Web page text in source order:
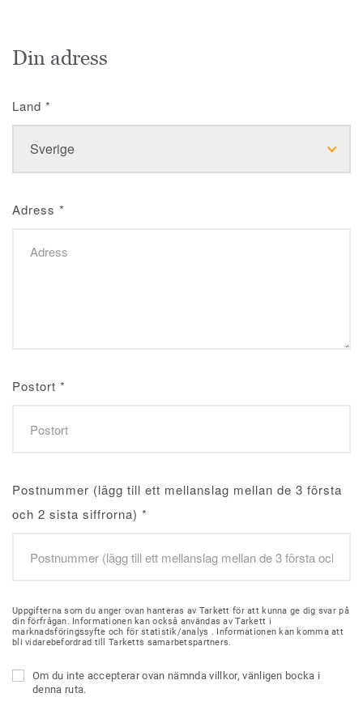
Din adress
Land *
Adress *
Postort *
Postnummer (lägg till ett mellanslag mellan de 3 första
och 2 sista siffrorna) *
Uppgifterna som du anger ovan hanteras av Tarkett för att kunna ge dig svar på
din förfrågan. Informationen kan också användas av Tarkett i
marknadsföringssyfte och för statistik/analys . Informationen kan komma att
bli vidarebefordrad till Tarketts samarbetspartners.
Om du inte accepterar ovan nämnda villkor, vänligen bocka i
denna ruta.